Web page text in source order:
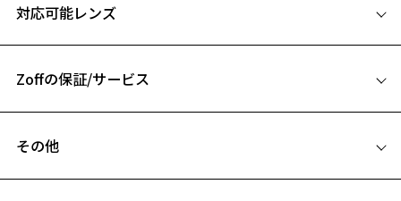
定番レンズカラーのブラックとブラウンは濃いめ、薄めの展開をし
に。
高い紫外線カット率(99.9%カット)で日差しが強くなる
B ブリッジ(鼻部分)の横幅：19mm
対応可能レンズ
フレームとレンズの合計料金を知りたい方へ
Zoffの保証/サービス
その他